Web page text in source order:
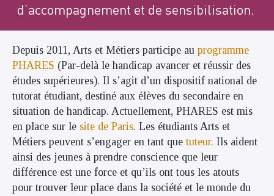
d’accompagnement et de sensibilisation.
Depuis 2011, Arts et Métiers participe au programme
PHARES (Par-delà le handicap avancer et réussir des
études supérieures). Il s’agit d’un dispositif national de
tutorat étudiant, destiné aux élèves du secondaire en
situation de handicap. Actuellement, PHARES est mis
en place sur le site de Paris. Les étudiants Arts et
Métiers peuvent s’engager en tant que tuteur. Ils aident
ainsi des jeunes à prendre conscience que leur
différence est une force et qu’ils ont tous les atouts
pour trouver leur place dans la société et le monde du